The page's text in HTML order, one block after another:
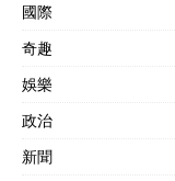
國際
奇趣
娛樂
政治
新聞